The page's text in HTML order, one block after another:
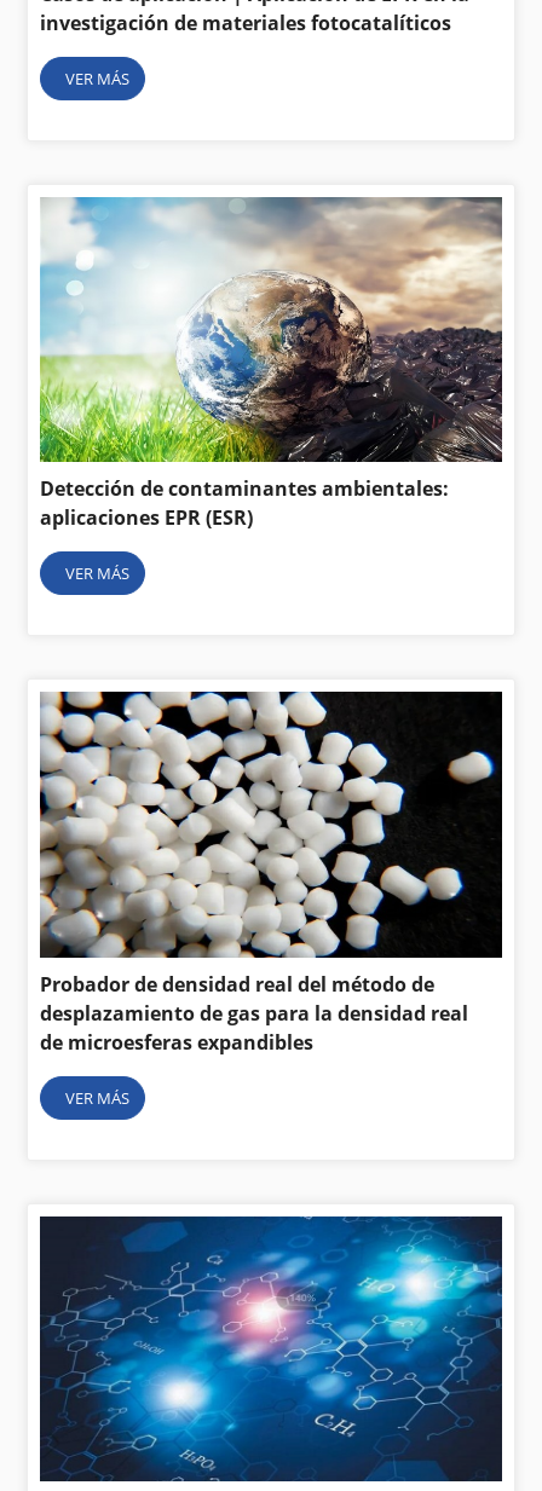
investigación de materiales fotocatalíticos
VER MÁS
Detección de contaminantes ambientales:
aplicaciones EPR (ESR)
VER MÁS
Probador de densidad real del método de
desplazamiento de gas para la densidad real
de microesferas expandibles
VER MÁS